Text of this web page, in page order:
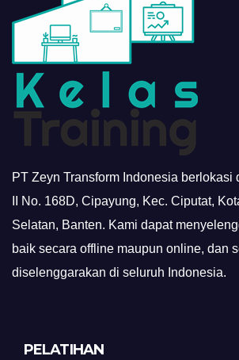
PT Zeyn Transform Indonesia berlokasi
II No. 168D, Cipayung, Kec. Ciputat,
Selatan, Banten. Kami dapat
baik secara offline maupun online, dan
diselenggarakan di seluruh Indonesia.
PELATIHAN